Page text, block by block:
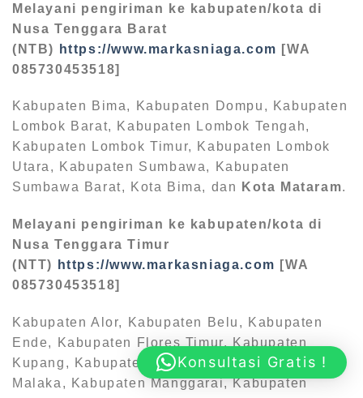
Melayani pengiriman ke kabupaten/kota di
Nusa Tenggara Barat
(NTB)
https://www.markasniaga.com [WA
085730453518]
Kabupaten Bima, Kabupaten Dompu, Kabupaten
Lombok Barat, Kabupaten Lombok Tengah,
Kabupaten Lombok Timur, Kabupaten Lombok
Utara, Kabupaten Sumbawa, Kabupaten
Sumbawa Barat, Kota Bima, dan
Kota Mataram.
Melayani pengiriman ke kabupaten/kota di
Nusa Tenggara Timur
(NTT)
https://www.markasniaga.com [WA
085730453518]
Kabupaten Alor, Kabupaten Belu, Kabupaten
Ende, Kabupaten Flores Timur, Kabupaten
Kupang, Kabupaten Lembata, Kabupaten
Malaka, Kabupaten Manggarai, Kabupaten
Konsultasi Gratis !